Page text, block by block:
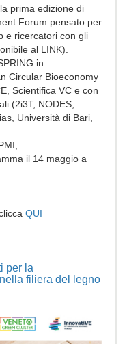
prima edizione di
Forum pensato per
e ricercatori con gli
al LINK).
in
Circular Bioeconomy
Scientifica VC e con
(2i3T, NODES,
Università di Bari,
il 14 maggio a
QUI
per la
filiera del legno